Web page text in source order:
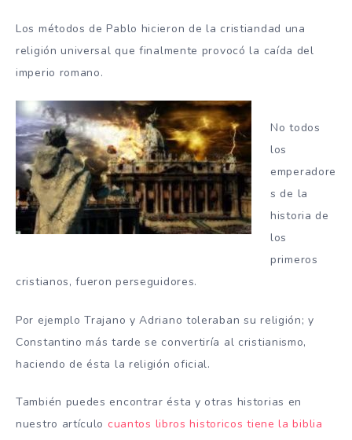
Los métodos de Pablo hicieron de la cristiandad una
religión universal que finalmente provocó la caída del
imperio romano.
No todos
los
emperadore
s de la
historia de
los
primeros
cristianos, fueron perseguidores.
Por ejemplo Trajano y Adriano toleraban su religión; y
Constantino más tarde se convertiría al cristianismo,
haciendo de ésta la religión oficial.
También puedes encontrar ésta y otras historias en
nuestro artículo cuantos libros historicos tiene la biblia